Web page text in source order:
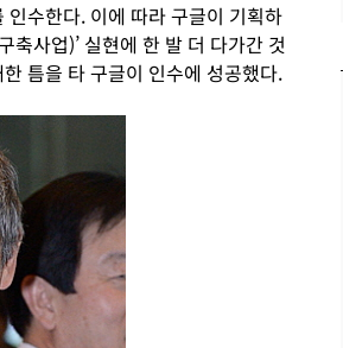
인수한다. 이에 따라 구글이 기획하
축사업)’ 실현에 한 발 더 다가간 것
틈을 타 구글이 인수에 성공했다.